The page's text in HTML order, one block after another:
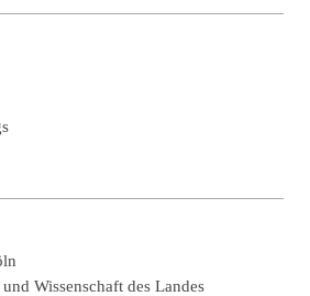
Wissenschaft des Landes